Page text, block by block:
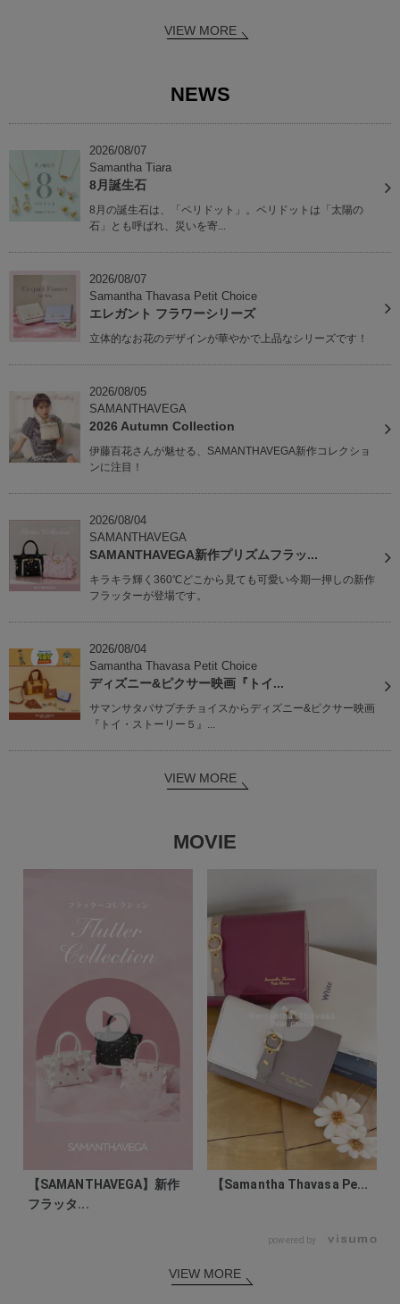
VIEW MORE
NEWS
2026/08/07
Samantha Tiara
8月誕生石
8月の誕生石は、「ペリドット」。ペリドットは「太陽の
石」とも呼ばれ、災いを寄...
2026/08/07
Samantha Thavasa Petit Choice
エレガント フラワーシリーズ
立体的なお花のデザインが華やかで上品なシリーズです！
2026/08/05
SAMANTHAVEGA
2026 Autumn Collection
伊藤百花さんが魅せる、SAMANTHAVEGA新作コレクショ
ンに注目！
2026/08/04
SAMANTHAVEGA
SAMANTHAVEGA新作プリズムフラッ...
キラキラ輝く360℃どこから見ても可愛い今期一押しの新作
フラッターが登場です。
2026/08/04
Samantha Thavasa Petit Choice
ディズニー&ピクサー映画『トイ...
サマンサタバサプチチョイスからディズニー&ピクサー映画
『トイ・ストーリー５』...
VIEW MORE
MOVIE
【SAMANTHAVEGA】新作
フラッタ...
【Samantha Thavasa Pe...
powered by
VIEW MORE